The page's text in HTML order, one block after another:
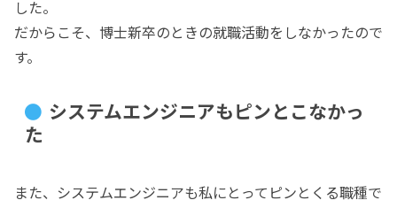
した。
だからこそ、博士新卒のときの就職活動をしなかったので
す。
システムエンジニアもピンとこなかっ
た
また、システムエンジニアも私にとってピンとくる職種で